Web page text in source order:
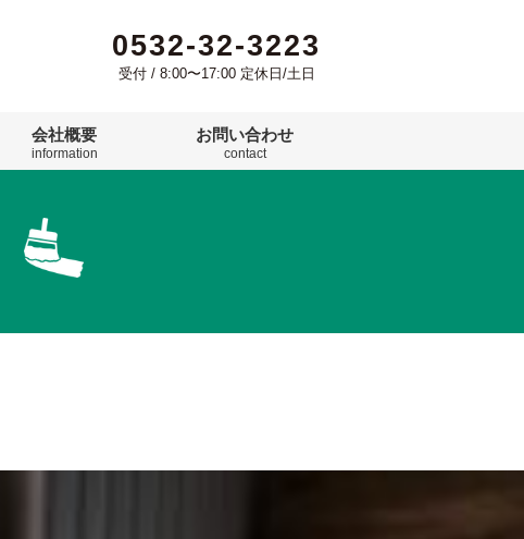
0532-32-3223
受付 / 8:00〜17:00 定休日/土日
会社概要
information
お問い合わせ
contact